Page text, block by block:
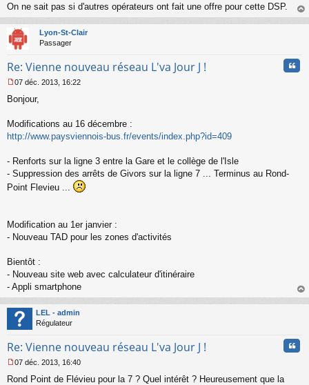
e
n
o
n
l
On ne sait pas si d'autres opérateurs ont fait une offre pour cette DSP.
au
Lyon-St-Clair
Passager
Re: Vienne nouveau réseau L'va Jour J !
e
s
g
n
o
n
l
07 déc. 2013, 16:22
Bonjour,
Modifications au 16 décembre :
http://www.paysviennois-bus.fr/events/index.php?id=409
- Renforts sur la ligne 3 entre la Gare et le collège de l'Isle
- Suppression des arrêts de Givors sur la ligne 7 ... Terminus au Rond-
Point Flevieu ...
Modification au 1er janvier :
- Nouveau TAD pour les zones d'activités
Bientôt :
- Nouveau site web avec calculateur d'itinéraire
- Appli smartphone
au
LEL - admin
Régulateur
Re: Vienne nouveau réseau L'va Jour J !
e
07 déc. 2013, 16:40
Rond Point de Flévieu pour la 7 ? Quel intérêt ? Heureusement que la